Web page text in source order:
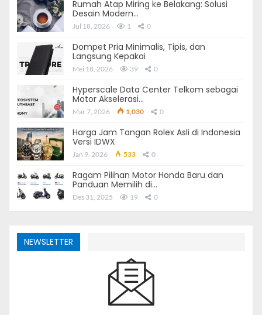
Nasional Indonesia
Pada kesempatan ini tepatnya di Hari Kebangkitan
Nasional Indonesia, saya bagikan beberapa link
Twibbonize Hari Kebangkitan Nasional Indonesia.
Baca Juga:Logo Resmi HUT RI ke 76 Revisi (Valid) + File
Billboard, Poster, Umbul, Spanduk, Font dll.
Berikut ini daftar link Twibbonize Hari Kebangkitan
Nasional Indonesia yang dapat kamu pilih.
Bingkai Hari Kebangkitan Nasional
Indonesia #1
Rumah Atap Miring ke Belakang: Solusi
Desain Modern…
Jul 18, 2026 1 0
Dompet Pria Minimalis, Tipis, dan
Langsung Kepakai
Mei 18, 2026 39 0
Hyperscale Data Center Telkom sebagai
Motor Akselerasi…
Mar 7, 2026 1,030 0
Harga Jam Tangan Rolex Asli di Indonesia
Versi IDWX
Jan 9, 2026 533 0
Ragam Pilihan Motor Honda Baru dan
Panduan Memilih di…
Des 31, 2025 19 0
NEWSLETTER